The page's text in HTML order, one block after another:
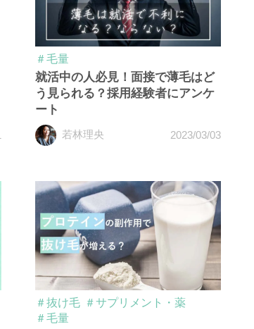
＃毛量
就活中の人必見！面接で薄毛はど
う見られる？採用経験者にアンケ
ート
若林理央 2023/03/03
＃抜け毛
＃サプリメント・薬
＃毛量